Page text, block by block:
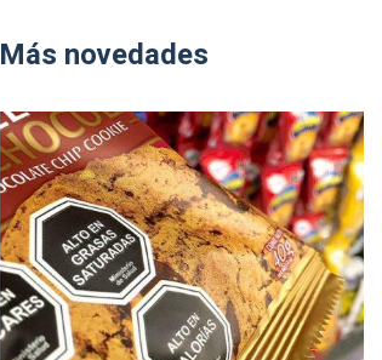
Más novedades